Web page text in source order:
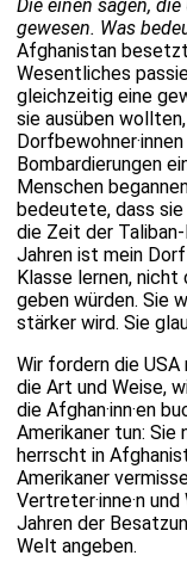
Die einen sagen,
gewesen. Was
Afghanistan besetzt
Wesentliches
gleichzeitig eine
sie ausüben
Bombardierungen
Menschen
bedeutete, dass
die Zeit der
Jahren ist mein
Klasse lernen, nicht
geben würden. Sie
stärker wird. Sie
Wir fordern die
die Art und Weise,
die Afghan·inn·en
Amerikaner tun: Sie
herrscht in
Amerikaner
Vertreter·inne·n
Jahren der
Welt angeben.